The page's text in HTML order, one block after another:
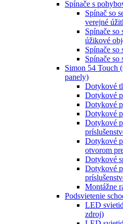
Spínače s
Spínač so
verejné
Spínače so
úžikové
Spínače so
Spínače so
Simon 54 Touch
panely)
Dotykové
Dotykové
Dotykové
Dotykové
Dotykové
Dotykové
otvorom
Dotykové
Dotykové
Montážne
Podsvietenie
LED
zdroj)